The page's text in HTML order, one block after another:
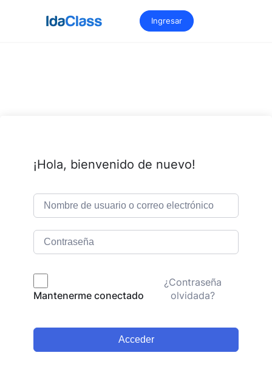
Ingresar
¡Hola, bienvenido de nuevo!
Mantenerme conectado
¿Contraseña
olvidada?
Acceder